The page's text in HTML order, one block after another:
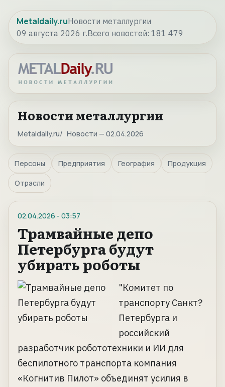
Metaldaily.ruНовости металлургии
09 августа 2026 г.Всего новостей: 181 479
Новости металлургии
Metaldaily.ru Новости — 02.04.2026
Персоны Предприятия География Продукция
Отрасли
02.04.2026 - 03:57
Трамвайные депо
Петербурга будут
убирать роботы
"Комитет по
транспорту Санкт?
Петербурга и
российский
разработчик робототехники и ИИ для
беспилотного транспорта компания
«Когнитив Пилот» объединят усилия в